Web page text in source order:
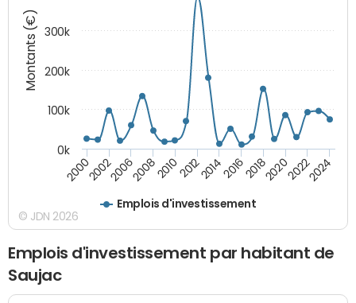
Montants (€)
Emplois d'investissement
200020022006200820102012201420162018202020222024
0k
100k
200k
300k
© JDN 2026
Emplois d'investissement par habitant de
Saujac